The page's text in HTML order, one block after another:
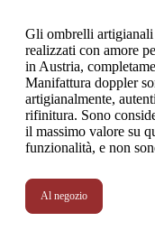
Gli ombrelli
realizzati con amore
in Austria,
Manifattura doppler
artigianalmente,
rifinitura. Sono
il massimo valore su
funzionalità, e non
Al negozio